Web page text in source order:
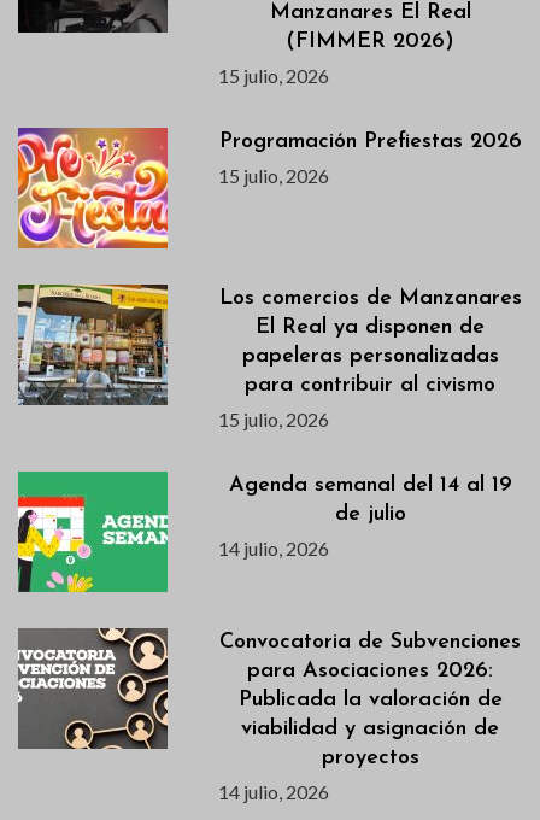
Manzanares El Real
(FIMMER 2026)
15 julio, 2026
Programación Prefiestas 2026
15 julio, 2026
Los comercios de Manzanares
El Real ya disponen de
papeleras personalizadas
para contribuir al civismo
15 julio, 2026
Agenda semanal del 14 al 19
de julio
14 julio, 2026
Convocatoria de Subvenciones
para Asociaciones 2026:
Publicada la valoración de
viabilidad y asignación de
proyectos
14 julio, 2026